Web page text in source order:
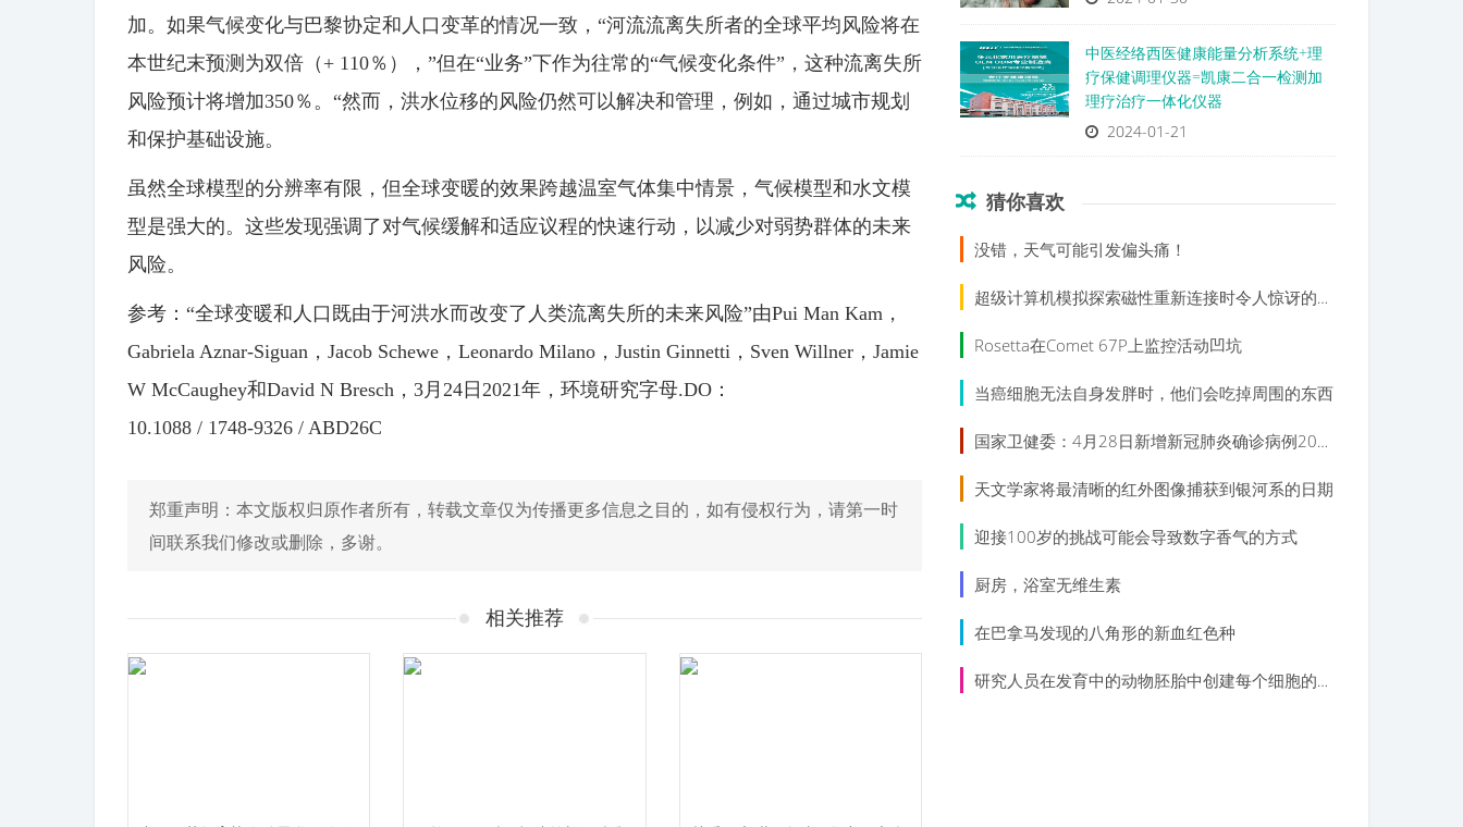
加。如果气候变化与巴黎协定和人口变革的情况一致，“河流流离失所者的全球平均风险将在
本世纪末预测为双倍（+ 110％），”但在“业务”下作为往常的“气候变化条件”，这种流离失所
风险预计将增加350％。“然而，洪水位移的风险仍然可以解决和管理，例如，通过城市规划
和保护基础设施。
虽然全球模型的分辨率有限，但全球变暖的效果跨越温室气体集中情景，气候模型和水文模
型是强大的。这些发现强调了对气候缓解和适应议程的快速行动，以减少对弱势群体的未来
风险。
参考：“全球变暖和人口既由于河洪水而改变了人类流离失所的未来风险”由Pui Man Kam，
Gabriela Aznar-Siguan，Jacob Schewe，Leonardo Milano，Justin Ginnetti，Sven Willner，Jamie
W McCaughey和David N Bresch，3月24日2021年，环境研究字母.DO：
10.1088 / 1748-9326 / ABD26C
郑重声明：本文版权归原作者所有，转载文章仅为传播更多信息之目的，如有侵权行为，请第一时
间联系我们修改或删除，多谢。
相关推荐
中医经络西医健康能量分析系统+理
疗保健调理仪器=凯康二合一检测加
理疗治疗一体化仪器
2024-01-21
猜你喜欢
没错，天气可能引发偏头痛！
超级计算机模拟探索磁性重新连接时令人惊讶的发现
Rosetta在Comet 67P上监控活动凹坑
当癌细胞无法自身发胖时，他们会吃掉周围的东西
国家卫健委：4月28日新增新冠肺炎确诊病例20例均为境外输入病例
天文学家将最清晰的红外图像捕获到银河系的日期
迎接100岁的挑战可能会导致数字香气的方式
厨房，浴室无维生素
在巴拿马发现的八角形的新血红色种
研究人员在发育中的动物胚胎中创建每个细胞的分子图